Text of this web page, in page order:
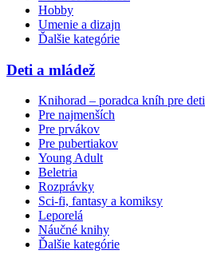
Hobby
Umenie a dizajn
Ďalšie kategórie
Deti a mládež
Knihorad – poradca kníh pre deti
Pre najmenších
Pre prvákov
Pre pubertiakov
Young Adult
Beletria
Rozprávky
Sci-fi, fantasy a komiksy
Leporelá
Náučné knihy
Ďalšie kategórie